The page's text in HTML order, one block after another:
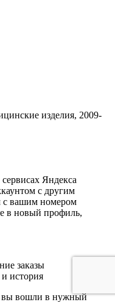
изделия, 2009-
Яндекса
с другим
с вашим номером
в новый профиль,
заказы
история
вы вошли в нужный